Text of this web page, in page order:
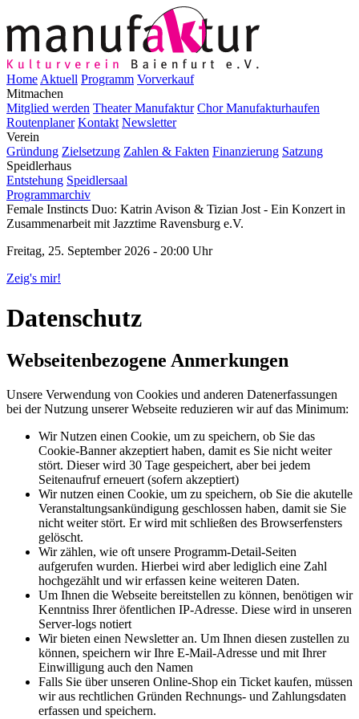
Home Aktuell Programm Vorverkauf
Mitmachen
Mitglied werden Theater Manufaktur Chor Manufakturhaufen
Routenplaner Kontakt Newsletter
Verein
Gründung Zielsetzung Zahlen & Fakten Finanzierung Satzung
Speidlerhaus
Entstehung Speidlersaal
Programmarchiv
Female Instincts Duo: Katrin Avison & Tizian Jost - Ein Konzert in
Zusammenarbeit mit Jazztime Ravensburg e.V.
Freitag, 25. September 2026 - 20:00 Uhr
Zeig's mir!
Datenschutz
Webseitenbezogene Anmerkungen
Unsere Verwendung von Cookies und anderen Datenerfassungen
bei der Nutzung unserer Webseite reduzieren wir auf das Minimum:
Wir Nutzen einen Cookie, um zu speichern, ob Sie das
Cookie-Banner akzeptiert haben, damit es Sie nicht weiter
stört. Dieser wird 30 Tage gespeichert, aber bei jedem
Seitenaufruf erneuert (sofern akzeptiert)
Wir nutzen einen Cookie, um zu speichern, ob Sie die akutelle
Veranstaltungsankündigung geschlossen haben, damit sie Sie
nicht weiter stört. Er wird mit schließen des Browserfensters
gelöscht.
Wir zählen, wie oft unsere Programm-Detail-Seiten
aufgerufen wurden. Hierbei wird aber lediglich eine Zahl
hochgezählt und wir erfassen keine weiteren Daten.
Um Ihnen die Webseite bereitstellen zu können, benötigen wir
Kenntniss Ihrer öfentlichen IP-Adresse. Diese wird in unseren
Server-logs notiert
Wir bieten einen Newsletter an. Um Ihnen diesen zustellen zu
können, speichern wir Ihre E-Mail-Adresse und mit Ihrer
Einwilligung auch den Namen
Falls Sie über unseren Online-Shop ein Ticket kaufen, müssen
wir aus rechtlichen Gründen Rechnungs- und Zahlungsdaten
erfassen und speichern.